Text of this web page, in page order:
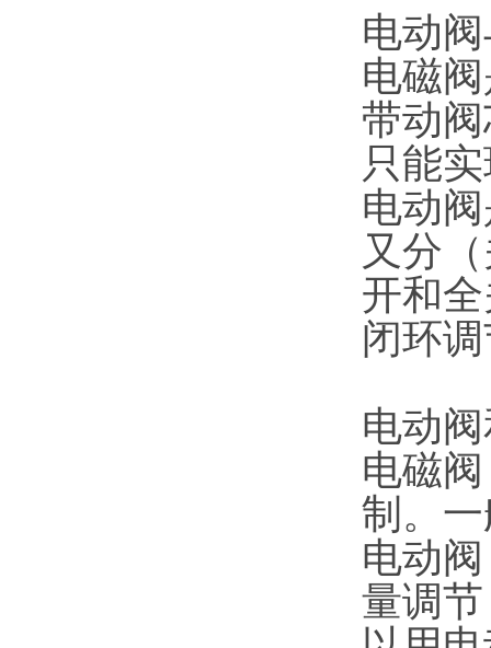
电动
电磁
带动
只能
电动
又分
开和
闭环
电动
电磁
制。
电动
量调